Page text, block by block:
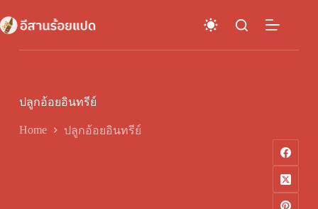
to
content
ปลูกอ้อยอินทรีย์
Home ปลูกอ้อยอินทรีย์